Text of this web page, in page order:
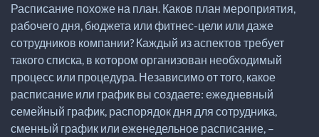
Расписание похоже на план. Каков план мероприятия,
рабочего дня, бюджета или фитнес-цели или даже
сотрудников компании? Каждый из аспектов требует
такого списка, в котором организован необходимый
процесс или процедура. Независимо от того, какое
расписание или график вы создаете: ежедневный
семейный график, распорядок дня для сотрудника,
сменный график или еженедельное расписание, –